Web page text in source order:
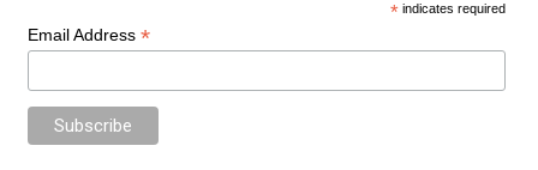
* indicates required
Email Address *